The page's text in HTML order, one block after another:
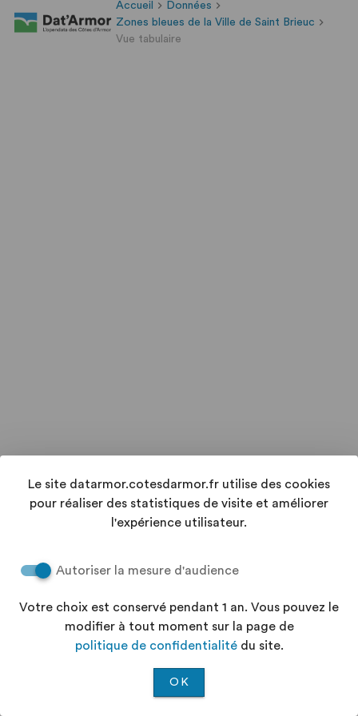
Accueil
Données
Zones bleues de la Ville de Saint Brieuc
Vue tabulaire
Le site datarmor.cotesdarmor.fr utilise des cookies
pour réaliser des statistiques de visite et améliorer
l'expérience utilisateur.
Autoriser la mesure d'audience
Votre choix est conservé pendant 1 an. Vous pouvez le
modifier à tout moment sur la page de
politique de confidentialitédu site.
OK